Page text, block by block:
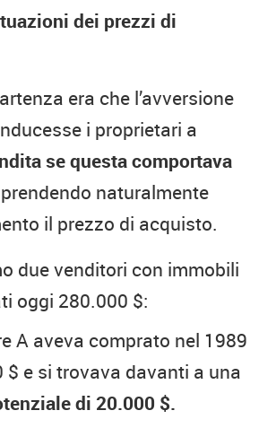
dei prezzi di
era che l’avversione
i proprietari a
se questa comportava
prendendo naturalmente
il prezzo di acquisto.
due venditori con immobili
oggi 280.000 $:
A aveva comprato nel 1989
$ e si trovava davanti a una
di 20.000 $.